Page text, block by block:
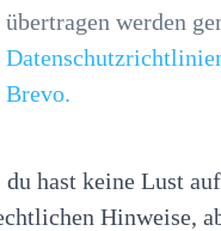
übertragen werden
Brevo.
hast keine Lust
Hinweise,